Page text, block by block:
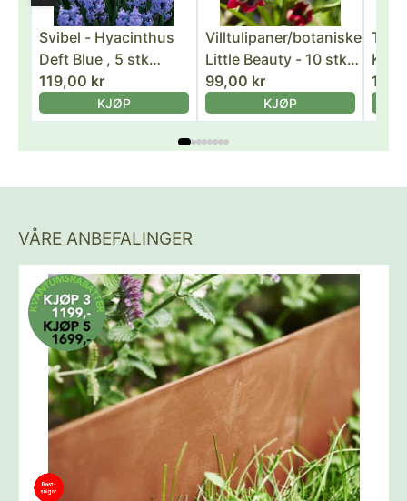
Svibel - Hyacinthus
Deft Blue , 5 stk
blomsterløk, H5
119,00 kr
KJØP
Villtulipaner/botaniske
Little Beauty - 10 stk
naturaliserende
flerårige blomsterløk,
H6+
99,00 kr
KJØP
H6
VÅRE ANBEFALINGER